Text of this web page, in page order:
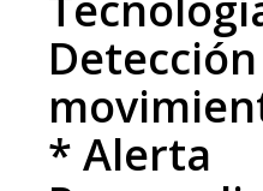
* Alerta